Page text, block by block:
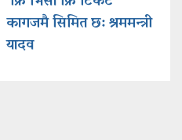
कागजमै सिमित छ: श्रममन्त्री
यादव